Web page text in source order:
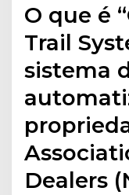
O que é
Trail
sistema
Dealers